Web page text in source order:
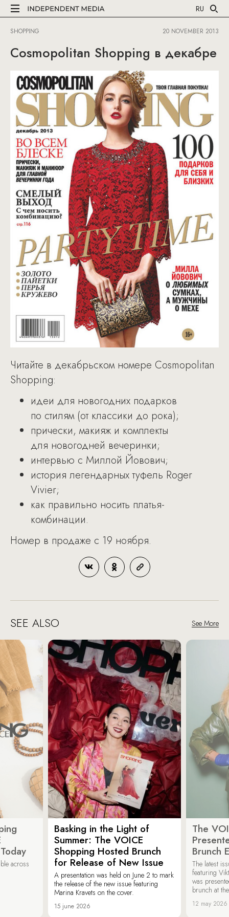
RU
SHOPPING 20 NOVEMBER 2013
Cosmopolitan Shopping в декабре
Читайте в декабрьском номере Cosmopolitan
Shopping:
идеи для новогодних подарков
по стилям (от классики до рока);
прически, макияж и комплекты
для новогодней вечеринки;
интервью с Миллой Йовович;
история легендарных туфель Roger
Vivier;
как правильно носить платья-
комбинации.
Номер в продаже с 19 ноября.
SEE ALSO See More
across
Basking in the Light of
Summer: The VOICE
Shopping Hosted Brunch
for Release of New Issue
A presentation was held on June 2 to mark
the release of the new issue featuring
Marina Kravets on the cover.
15 june 2026
The
Brunch
The latest
featuring
was
brunch at
12 may 2026